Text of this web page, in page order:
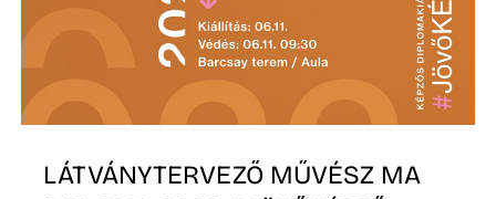
LÁTVÁNYTERVEZŐ MŰVÉSZ MA